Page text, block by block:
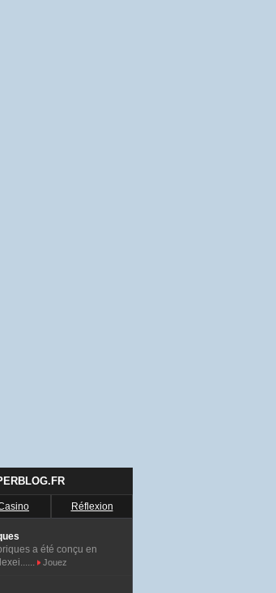
Réflexion
a été conçu en
Jouez